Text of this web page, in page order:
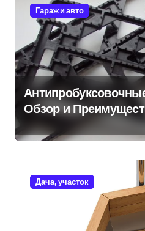
Гараж и авто
Обзор и
Дача, участок